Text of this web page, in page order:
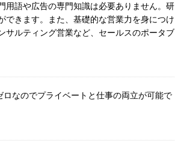
用語や広告の専門知識は必要ありません。研
できます。また、基礎的な営業力を身につけ
サルティング営業など、セールスのポータブ
なのでプライベートと仕事の両立が可能で